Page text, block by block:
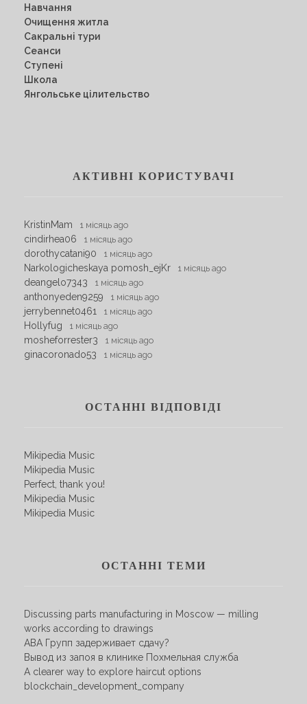
Навчання
Очищення житла
Сакральні тури
Сеанси
Ступені
Школа
Янгольське цілительство
АКТИВНІ КОРИСТУВАЧІ
KristinMam 1 місяць ago
cindirhea06 1 місяць ago
dorothycatani90 1 місяць ago
Narkologicheskaya pomosh_ejKr 1 місяць ago
deangelo7343 1 місяць ago
anthonyeden9259 1 місяць ago
jerrybennet0461 1 місяць ago
Hollyfug 1 місяць ago
mosheforrester3 1 місяць ago
ginacoronado53 1 місяць ago
ОСТАННІ ВІДПОВІДІ
Mikipedia Music
Mikipedia Music
Perfect, thank you!
Mikipedia Music
Mikipedia Music
ОСТАННІ ТЕМИ
Discussing parts manufacturing in Moscow — milling
works according to drawings
АВА Групп задерживает сдачу?
Вывод из запоя в клинике Похмельная служба
A clearer way to explore haircut options
blockchain_development_company